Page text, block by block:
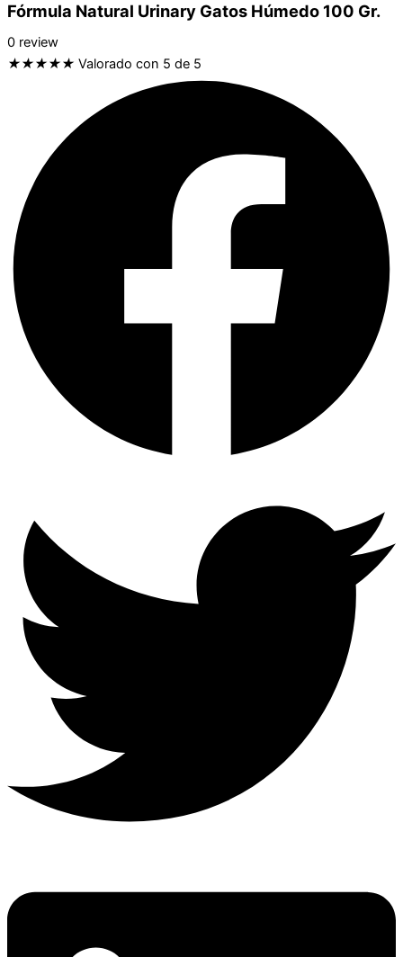
Fórmula Natural Urinary Gatos Húmedo 100 Gr.
0 review
★★★★★ Valorado con 5 de 5